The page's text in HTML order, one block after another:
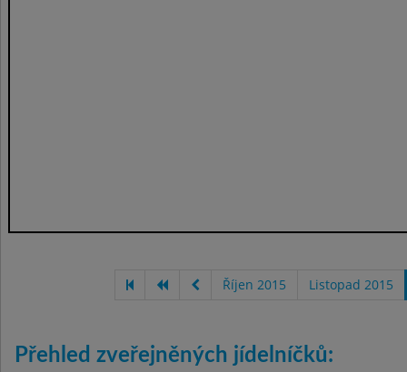
Říjen 2015 Listopad 2015
Přehled zveřejněných jídelníčků: